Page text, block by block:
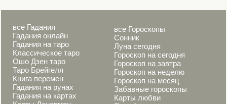
все Гадания
Гадания онлайн
Гадания на таро
Классическое таро
Ошо Дзен таро
Таро Брейгеля
Книга перемен
Гадания на рунах
Гадания на картах
все Гороскопы
Сонник
Луна сегодня
Гороскоп на сегодня
Гороскоп на завтра
Гороскоп на неделю
Гороскоп на месяц
Забавные гороскопы
Карты любви